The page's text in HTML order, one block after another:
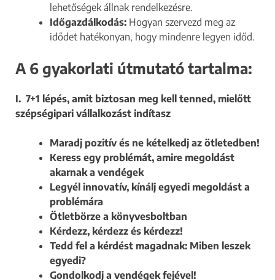
lehetőségek állnak rendelkezésre.
Időgazdálkodás: Hogyan szervezd meg az
idődet hatékonyan, hogy mindenre legyen időd.
A 6 gyakorlati útmutató tartalma:
I. 7+1 lépés, amit biztosan meg kell tenned, mielőtt
szépségipari vállalkozást indítasz
Maradj pozitív és ne kételkedj az ötletedben!
Keress egy problémát, amire megoldást
akarnak a vendégek
Legyél innovatív, kínálj egyedi megoldást a
problémára
Ötletbörze a könyvesboltban
Kérdezz, kérdezz és kérdezz!
Tedd fel a kérdést magadnak: Miben leszek
egyedi?
Gondolkodj a vendégek fejével!